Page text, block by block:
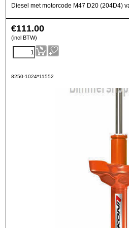
Diesel met motorcode M47 D20 (204D4)
€111.00
(incl BTW)
8250-1024*11552